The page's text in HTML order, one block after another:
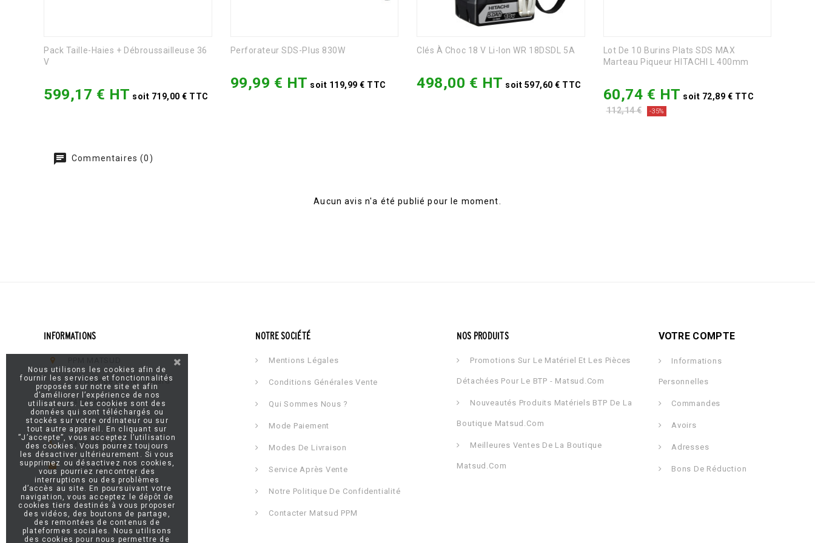
Pack Taille-Haies + Débroussailleuse 36
V
599,17 € HT soit 719,00 € TTC
Perforateur SDS-Plus 830W
99,99 € HT soit 119,99 € TTC
Clés À Choc 18 V Li-Ion WR 18DSDL 5A
498,00 € HT soit 597,60 € TTC
Lot De 10 Burins Plats SDS MAX
Marteau Piqueur HITACHI L 400mm
60,74 € HT soit 72,89 € TTC
112,14 € Prix
-35%
Commentaires (0)
Aucun avis n'a été publié pour le moment.
INFORMATIONS
151 Avenue Pierre Semard
84120 Pertuis
France
04 90 07 31 48
Contact@matsud.com
NOTRE SOCIÉTÉ
Mentions Légales
Conditions Générales Vente
Qui Sommes Nous ?
Mode Paiement
Modes De Livraison
Service Après Vente
Notre Politique De Confidentialité
Contacter Matsud PPM
NOS PRODUITS
Promotions Sur Le Matériel Et Les Pièces
Détachées Pour Le BTP - Matsud.com
Nouveautés Produits Matériels BTP De La
Boutique Matsud.com
Meilleures Ventes De La Boutique
Matsud.com
VOTRE COMPTE
Informations
Personnelles
Commandes
Avoirs
Adresses
Bons De Réduction
Nous utilisons les cookies afin de
fournir les services et fonctionnalités
proposés sur notre site et afin
d’améliorer l’expérience de nos
utilisateurs. Les cookies sont des
données qui sont téléchargés ou
stockés sur votre ordinateur ou sur
tout autre appareil. En cliquant sur
”J’accepte”, vous acceptez l’utilisation
des cookies. Vous pourrez toujours
les désactiver ultérieurement. Si vous
supprimez ou désactivez nos cookies,
vous pourriez rencontrer des
interruptions ou des problèmes
d’accès au site. En poursuivant votre
navigation, vous acceptez le dépôt de
cookies tiers destinés à vous proposer
des vidéos, des boutons de partage,
des remontées de contenus de
plateformes sociales. Nous utilisons
des cookies pour nous permettre de